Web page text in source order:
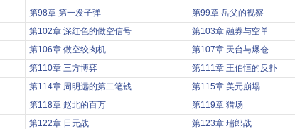
第98章 第一发子弹 第99章 岳父的视察
第102章 深红色的做空信号 第103章 融券与空单
第106章 做空绞肉机 第107章 天台与爆仓
第110章 三方博弈 第111章 王伯恒的反扑
第114章 周明远的第二笔钱 第115章 美元崩塌
第118章 赵北的百万 第119章 猎场
第122章 日元战 第123章 瑞郎战